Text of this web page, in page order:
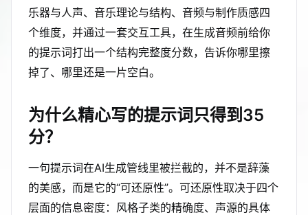
乐器与人声、音乐理论与结构、音频与制作质感四
个维度，并通过一套交互工具，在生成音频前给你
的提示词打出一个结构完整度分数，告诉你哪里擦
掉了、哪里还是一片空白。
为什么精心写的提示词只得到35
分？
一句提示词在AI生成管线里被拦截的，并不是辞藻
的美感，而是它的“可还原性”。可还原性取决于四个
层面的信息密度：风格子类的精确度、声源的具体